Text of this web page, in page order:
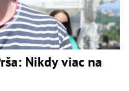
Nikdy viac na